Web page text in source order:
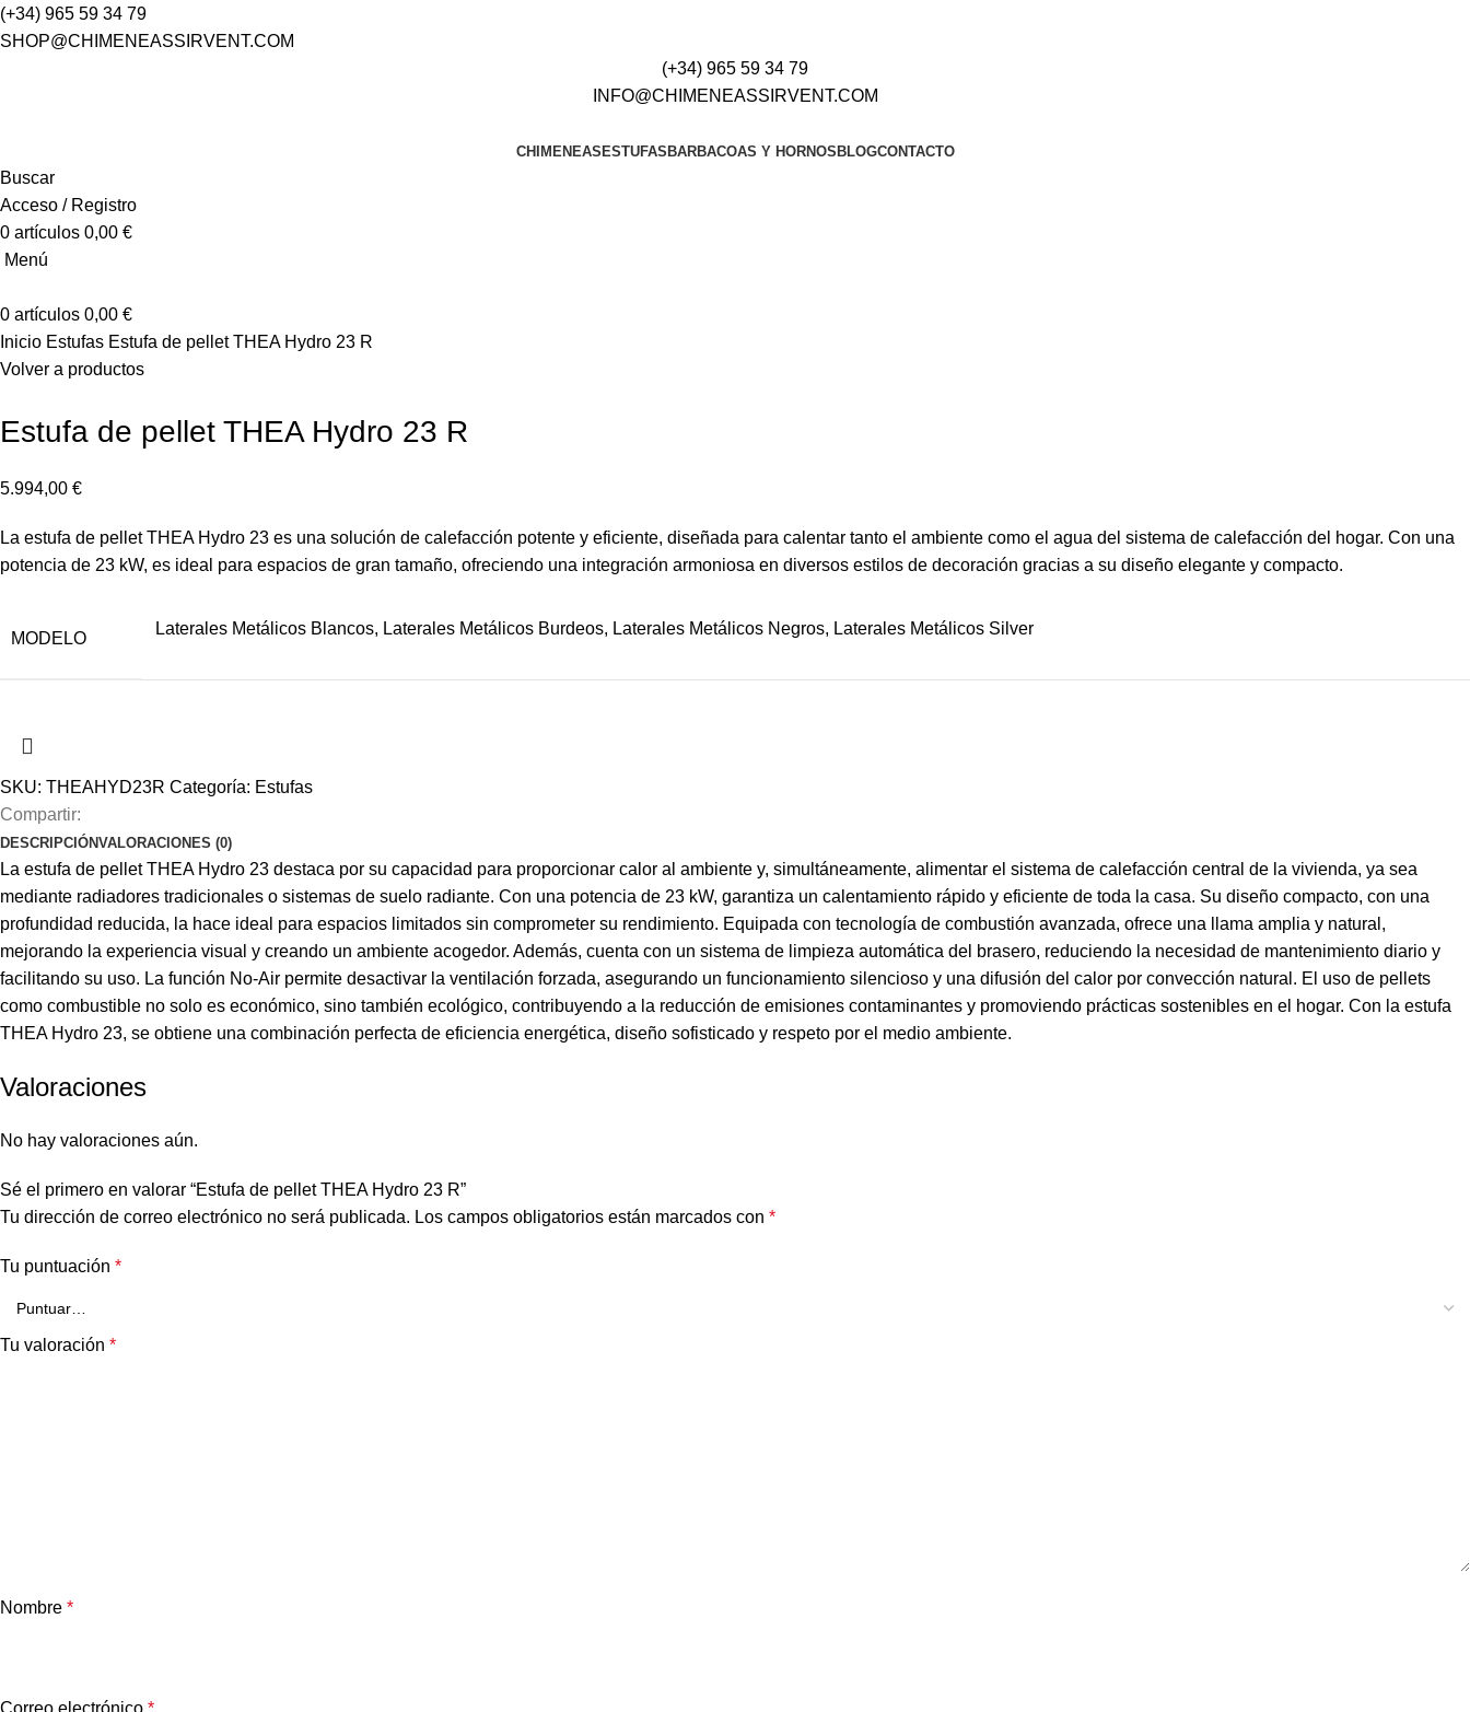
(+34) 965 59 34 79
SHOP@CHIMENEASSIRVENT.COM
(+34) 965 59 34 79
INFO@CHIMENEASSIRVENT.COM
CHIMENEAS ESTUFAS BARBACOAS Y HORNOS BLOGCONTACTO
Buscar
Acceso / Registro
0 artículos 0,00 €
Menú
0 artículos 0,00 €
Inicio Estufas Estufa de pellet THEA Hydro 23 R
Volver a productos
Estufa de pellet THEA Hydro 23 R
5.994,00 €
La estufa de pellet THEA Hydro 23 es una solución de calefacción potente y eficiente, diseñada para calentar tanto el ambiente como el agua del sistema de calefacción del hogar. Con una
potencia de 23 kW, es ideal para espacios de gran tamaño, ofreciendo una integración armoniosa en diversos estilos de decoración gracias a su diseño elegante y compacto.
MODELO
Laterales Metálicos Blancos, Laterales Metálicos Burdeos, Laterales Metálicos Negros, Laterales Metálicos Silver
SKU: THEAHYD23R Categoría: Estufas
Compartir:
DESCRIPCIÓNVALORACIONES (0)
La estufa de pellet THEA Hydro 23 destaca por su capacidad para proporcionar calor al ambiente y, simultáneamente, alimentar el sistema de calefacción central de la vivienda, ya sea
mediante radiadores tradicionales o sistemas de suelo radiante. Con una potencia de 23 kW, garantiza un calentamiento rápido y eficiente de toda la casa. Su diseño compacto, con una
profundidad reducida, la hace ideal para espacios limitados sin comprometer su rendimiento. Equipada con tecnología de combustión avanzada, ofrece una llama amplia y natural,
mejorando la experiencia visual y creando un ambiente acogedor. Además, cuenta con un sistema de limpieza automática del brasero, reduciendo la necesidad de mantenimiento diario y
facilitando su uso. La función No-Air permite desactivar la ventilación forzada, asegurando un funcionamiento silencioso y una difusión del calor por convección natural. El uso de pellets
como combustible no solo es económico, sino también ecológico, contribuyendo a la reducción de emisiones contaminantes y promoviendo prácticas sostenibles en el hogar. Con la estufa
THEA Hydro 23, se obtiene una combinación perfecta de eficiencia energética, diseño sofisticado y respeto por el medio ambiente.
Valoraciones
No hay valoraciones aún.
Sé el primero en valorar “Estufa de pellet THEA Hydro 23 R”
Tu dirección de correo electrónico no será publicada. Los campos obligatorios están marcados con *
Tu puntuación *
Tu valoración *
Nombre *
Correo electrónico *